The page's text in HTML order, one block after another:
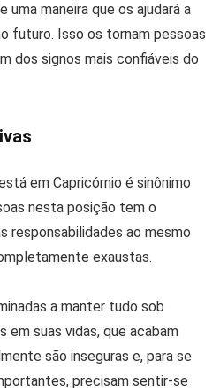
uma maneira que os ajudará a
futuro. Isso os tornam pessoas
dos signos mais confiáveis do
em Capricórnio é sinônimo
nesta posição tem o
responsabilidades ao mesmo
exaustas.
a manter tudo sob
em suas vidas, que acabam
são inseguras e, para se
precisam sentir-se